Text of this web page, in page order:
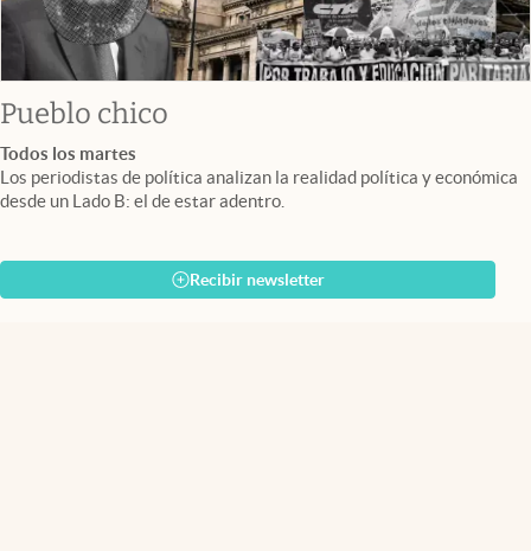
Pueblo chico
Todos los martes
Los periodistas de política analizan la realidad política y económica
desde un Lado B: el de estar adentro.
Recibir newsletter